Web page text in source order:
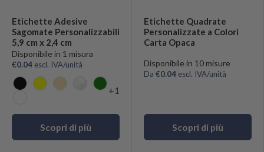
Etichette Adesive
Sagomate Personalizzabili
5,9 cm x 2,4 cm
Disponibile in 1 misura
€0.04 escl. IVA/unità
Trasparente
Verde
Bianco
+1
Scopri di più
Etichette Quadrate
Personalizzate a Colori
Carta Opaca
Disponibile in 10 misure
Da €0.04 escl. IVA/unità
Scopri di più